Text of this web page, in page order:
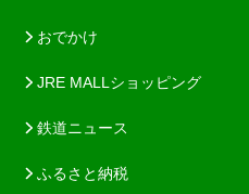
おでかけ
JRE MALLショッピング
鉄道ニュース
ふるさと納税